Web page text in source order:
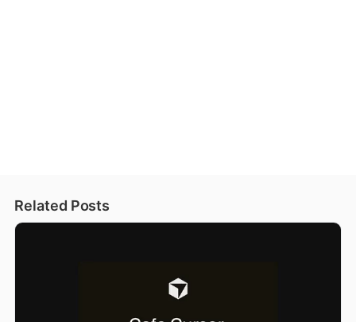
Related Posts